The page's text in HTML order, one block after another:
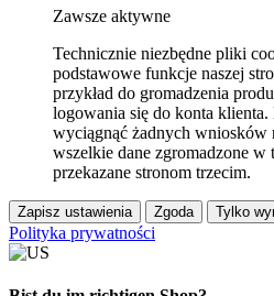
Zawsze aktywne
Technicznie niezbędne pliki
podstawowe funkcje naszej
przykład do gromadzenia
logowania się do konta klienta.
wyciągnąć żadnych wniosków
wszelkie dane zgromadzone w
przekazane stronom trzecim.
Zapisz ustawienia Zgoda Tylko
Polityka prywatności